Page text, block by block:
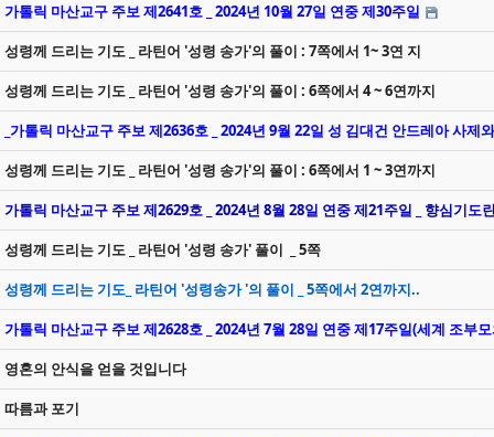
가톨릭 마산교구 주보 제2641호 _ 2024년 10월 27일 연중 제30주일
성령께 드리는 기도 _ 라틴어 '성령 송가'의 풀이 : 7쪽에서 1~ 3연 지
성령께 드리는 기도 _ 라틴어 '성령 송가'의 풀이 : 6쪽에서 4 ~ 6연까지
_가톨릭 마산교구 주보 제2636호 _ 2024년 9월 22일 성 김대건 안드레아 사
성령께 드리는 기도 _ 라틴어 '성령 송가'의 풀이 : 6쪽에서 1 ~ 3연까지
가톨릭 마산교구 주보 제2629호 _ 2024년 8월 28일 연중 제21주일 _ 향심기도
성령께 드리는 기도 _ 라틴어 '성령 송가' 풀이 _ 5쪽
성령께 드리는 기도_ 라틴어 '성령송가 '의 풀이 _ 5쪽에서 2연까지..
가톨릭 마산교구 주보 제2628호 _ 2024년 7월 28일 연중 제17주일(세계 조부
영혼의 안식을 얻을 것입니다
따름과 포기